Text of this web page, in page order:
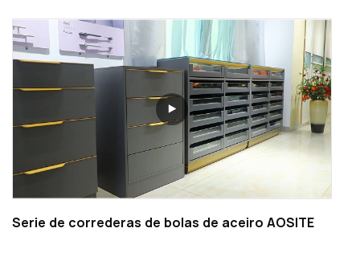
que se estende o tobogán, o dispositivo de rebote entra
e impulsa o caixón completamente fóra do armario,
proporcionando unha experiencia de apertura suave e
sen esforzo.
Serie de correderas de bolas de aceiro AOSITE